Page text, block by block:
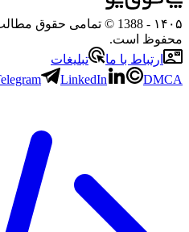
۱۴۰۵
- 1388 © تمامی حقوق
محفوظ است.
ارتباط با ما
تبلیغات
LinkedIn DMCA